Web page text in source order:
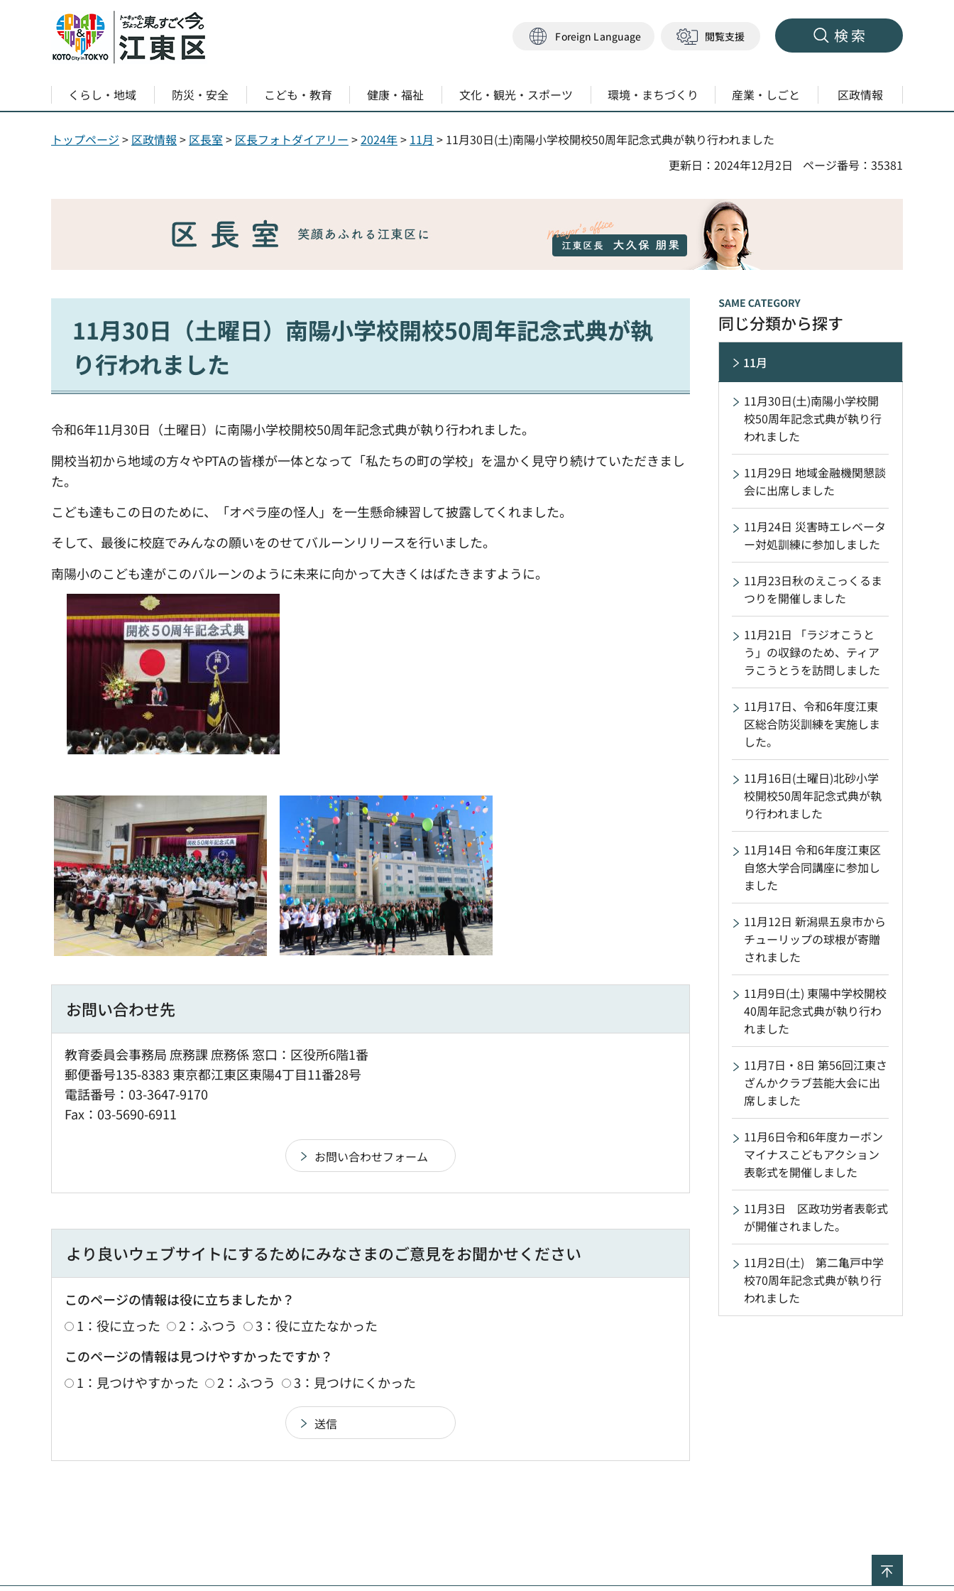
Foreign Language 閲覧支援 検索
くらし・地域 防災・安全 こども・教育 健康・福祉 文化・観光・スポーツ 環境・まちづくり 産業・しごと 区政情報
トップページ > 区政情報 > 区長室 > 区長フォトダイアリー >2024年> 11月 > 11月30日(土)南陽小学校開校50周年記念式典が執り行われました
更新日：2024年12月2日
ページ番号：35381
11月30日（土曜日）南陽小学校開校50周年記念式典が執
り行われました
令和6年11月30日（土曜日）に南陽小学校開校50周年記念式典が執り行われました。
開校当初から地域の方々やPTAの皆様が一体となって「私たちの町の学校」を温かく見守り続けていただきまし
た。
こども達もこの日のために、「オペラ座の怪人」を一生懸命練習して披露してくれました。
そして、最後に校庭でみんなの願いをのせてバルーンリリースを行いました。
南陽小のこども達がこのバルーンのように未来に向かって大きくはばたきますように。
お問い合わせ先
教育委員会事務局 庶務課 庶務係 窓口：区役所6階1番
郵便番号135-8383 東京都江東区東陽4丁目11番28号
電話番号：03-3647-9170
Fax：03-5690-6911
より良いウェブサイトにするためにみなさまのご意見をお聞かせください
このページの情報は役に立ちましたか？
1：役に立った
2：ふつう
3：役に立たなかった
このページの情報は見つけやすかったですか？
1：見つけやすかった
2：ふつう 3：見つけにくかった
同じ分類から探す
11月
11月30日(土)南陽小学校開
校50周年記念式典が執り行
われました
11月29日 地域金融機関懇談
会に出席しました
11月24日 災害時エレベータ
ー対処訓練に参加しました
11月23日秋のえこっくるま
つりを開催しました
11月21日 「ラジオこうと
う」の収録のため、ティア
ラこうとうを訪問しました
11月17日、令和6年度江東
区総合防災訓練を実施しま
した。
11月16日(土曜日)北砂小学
校開校50周年記念式典が執
り行われました
11月14日 令和6年度江東区
自悠大学合同講座に参加し
ました
11月12日 新潟県五泉市から
チューリップの球根が寄贈
されました
11月9日(土) 東陽中学校開校
40周年記念式典が執り行わ
れました
11月7日・8日 第56回江東さ
ざんかクラブ芸能大会に出
席しました
11月6日令和6年度カーボン
マイナスこどもアクション
表彰式を開催しました
11月3日 区政功労者表彰式
が開催されました。
11月2日(土) 第二亀戸中学
校70周年記念式典が執り行
われました